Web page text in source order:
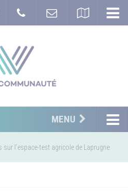
MENU
sur l’espace-test agricole de Laprugne